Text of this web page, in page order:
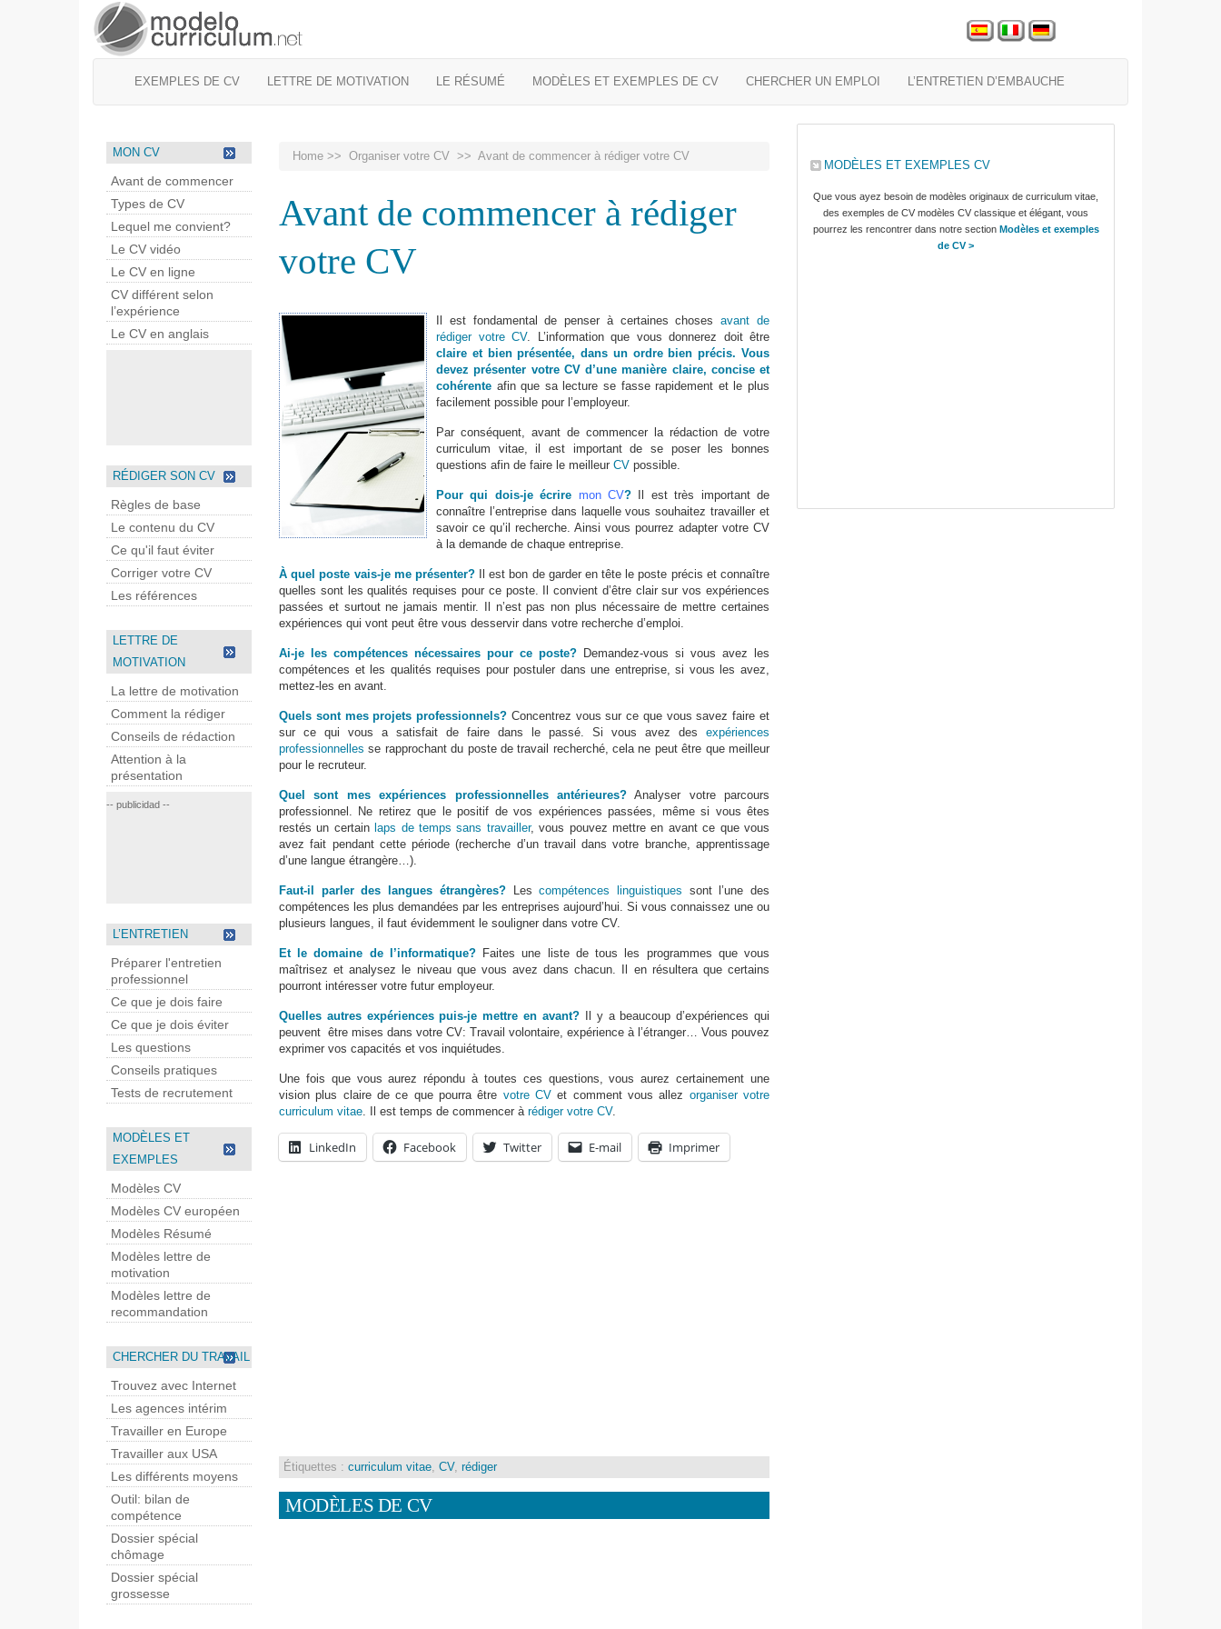
EXEMPLES DE CV LETTRE DE MOTIVATION LE RÉSUMÉ MODÈLES ET EXEMPLES DE CV CHERCHER UN EMPLOI L’ENTRETIEN D’EMBAUCHE
MON CV
Avant de commencer
Types de CV
Lequel me convient?
Le CV vidéo
Le CV en ligne
CV différent selon
l’expérience
Le CV en anglais
RÉDIGER SON CV
Règles de base
Le contenu du CV
Ce qu'il faut éviter
Corriger votre CV
Les références
LETTRE DE
MOTIVATION
La lettre de motivation
Comment la rédiger
Conseils de rédaction
Attention à la
présentation
-- publicidad --
L’ENTRETIEN
Préparer l'entretien
professionnel
Ce que je dois faire
Ce que je dois éviter
Les questions
Conseils pratiques
Tests de recrutement
MODÈLES ET
EXEMPLES
Modèles CV
Modèles CV européen
Modèles Résumé
Modèles lettre de
motivation
Modèles lettre de
recommandation
CHERCHER DU TRAVAIL
Trouvez avec Internet
Les agences intérim
Travailler en Europe
Travailler aux USA
Les différents moyens
Outil: bilan de
compétence
Dossier spécial
chômage
Dossier spécial
grossesse
Home >> Organiser votre CV >> Avant de commencer à rédiger votre CV
Avant de commencer à rédiger
votre CV
Il est fondamental de penser à certaines chosesavant de
rédiger votre CV. L’information que vous donnerez doit être
claire et bienprésentée, dans un ordre bien précis. Vous
devez présenter votre CV d’une manière claire, concise et
cohérente afin que sa lecture se fasse rapidement et le plus
facilement possible pour l’employeur.
Par conséquent, avant de commencer la rédaction de votre
curriculum vitae, il est important de se poser les bonnes
questions afin de faire le meilleur CV possible.
Pour qui dois-je écrire mon CV? Il est très important de
connaître l’entreprise dans laquelle vous souhaitez travailler et
savoir ce qu’il recherche. Ainsi vous pourrez adapter votre CV
à la demande de chaque entreprise.
À quel poste vais-je me présenter?
Il est bon de garder en tête le poste précis et connaître
quelles sont les qualités requises pour ce poste. Il convient d’être clair sur vos expériences
passées et surtout ne jamais mentir. Il n’est pas non plus nécessaire de mettre certaines
expériences qui vont peut être vous desservir dans votre recherche d’emploi.
Ai-je les compétences nécessaires pour ce poste? Demandez-vous si vous avez les
compétences et les qualités requises pour postuler dans une entreprise, si vous les avez,
mettez-les en avant.
Quels sont mes projets professionnels? Concentrez vous sur ce que vous savez faire et
sur ce qui vous a satisfait de faire dans le passé. Si vous avez des expériences
professionnelles se rapprochant du poste de travail recherché, cela ne peut être que meilleur
pour le recruteur.
Quel sont mes expériences professionnelles antérieures?Analyser votre parcours
professionnel. Ne retirez que le positif de vos expériences passées, même si vous êtes
restés un certain laps de temps sans travailler, vous pouvez mettre en avant ce que vous
avez fait pendant cette période (recherche d’un travail dans votre branche, apprentissage
d’une langue étrangère…).
Faut-il parler des langues étrangères? Lescompétences linguistiques sont l’une des
compétences les plus demandées par les entreprises aujourd’hui. Si vous connaissez une ou
plusieurs langues, il faut évidemment le souligner dans votre CV.
Et le domaine de l’informatique?Faites une liste de tous les programmes que vous
maîtrisez et analysez le niveau que vous avez dans chacun. Il en résultera que certains
pourront intéresser votre futur employeur.
Quelles autres expériences puis-je mettre en avant? Il y a beaucoup d’expériences qui
peuvent être mises dans votre CV: Travail volontaire, expérience à l’étranger… Vous pouvez
exprimer vos capacités et vos inquiétudes.
Une fois que vous aurez répondu à toutes ces questions, vous aurez certainement une
vision plus claire de ce que pourra être votre CV et comment vous allez organiser votre
curriculum vitae. Il est temps de commencer à rédiger votre CV.
LinkedIn Facebook Twitter E-mail Imprimer
Étiquettes : curriculum vitae, CV, rédiger
MODÈLES DE CV
MODÈLES ET EXEMPLES CV
Que vous ayez besoin de modèles originaux de curriculum vitae,
des exemples de CV modèles CV classique et élégant, vous
pourrez les rencontrer dans notre section Modèles et exemples
de CV >